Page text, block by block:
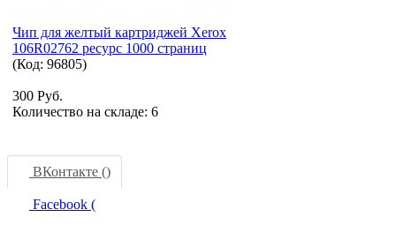
Чип для желтый картриджей Xerox
106R02762 ресурс 1000 страниц
(Код: 96805)
300 Руб.
Количество на складе: 6
ВКонтакте ()
Facebook (